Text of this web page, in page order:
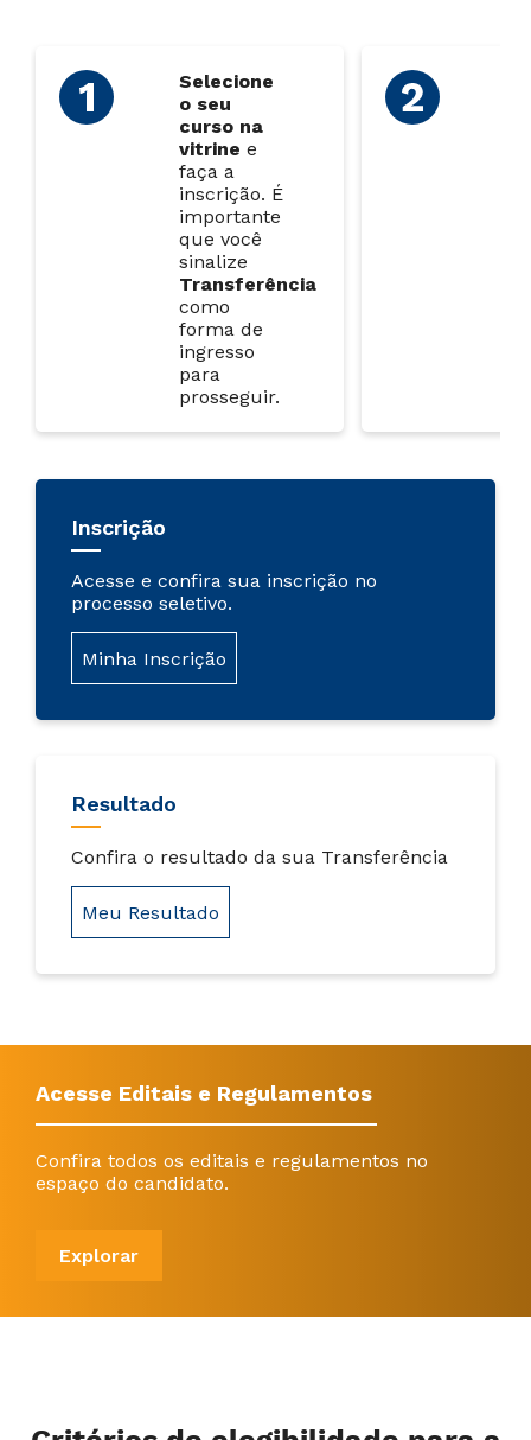
Selecione
o seu
curso na
vitrine e
faça a
inscrição. É
importante
que você
sinalize
Transferência
como
forma de
ingresso
para
prosseguir.
Inscrição
Acesse e confira sua inscrição no
processo seletivo.
Minha Inscrição
Resultado
Confira o resultado da sua Transferência
Meu Resultado
Acesse Editais e Regulamentos
Confira todos os editais e regulamentos no
espaço do candidato.
Explorar